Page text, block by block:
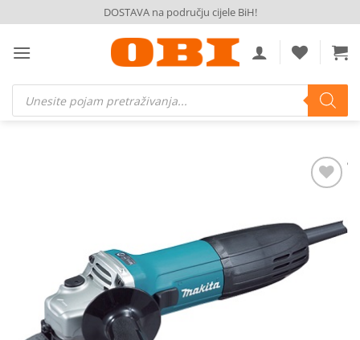
to
content
DOSTAVA na području cijele BiH!
Products
search
listu
želja